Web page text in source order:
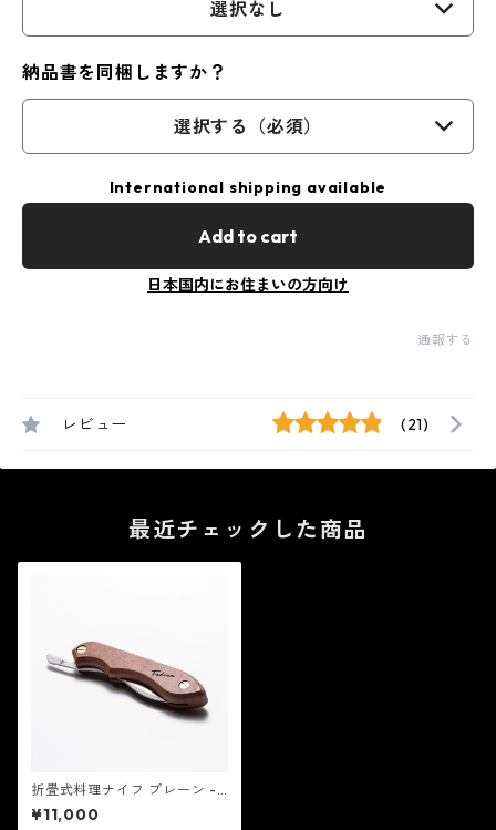
選択なし
納品書を同梱しますか？
選択する（必須）
International shipping available
Add to cart
日本国内にお住まいの方向け
通報する
レビュー (21)
最近チェックした商品
折畳式料理ナイフ プレーン -
FEDECA
¥11,000